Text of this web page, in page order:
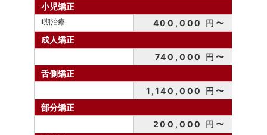
小児矯正
II期治療
400,000 円〜
成人矯正
740,000 円〜
舌側矯正
1,140,000 円〜
部分矯正
200,000 円〜